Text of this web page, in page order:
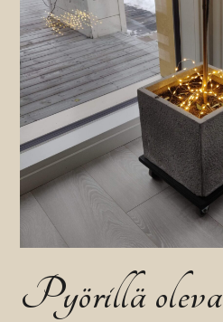
Pyörillä oleva